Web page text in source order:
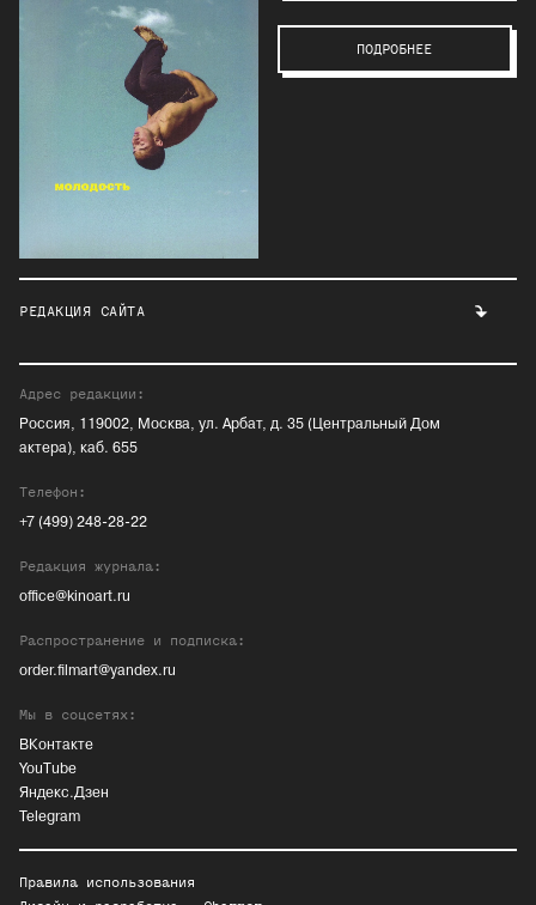
ПОДРОБНЕЕ
РЕДАКЦИЯ САЙТА
Адрес редакции:
Россия, 119002, Москва, ул. Арбат, д. 35 (Центральный Дом
актера), каб. 655
Телефон:
+7 (499) 248-28-22
Редакция журнала:
office@kinoart.ru
Распространение и подписка:
order.filmart@yandex.ru
Мы в соцсетях:
ВКонтакте
YouTube
Яндекс.Дзен
Telegram
Правила использования